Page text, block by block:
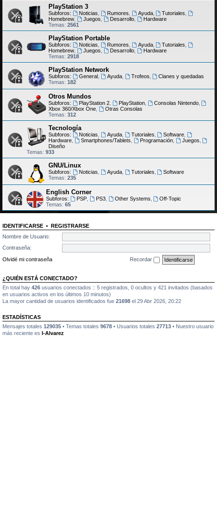
PlayStation 3
Subforos: Noticias Rumores Ayuda, Tutoriales
Homebrew
Juegos Desarrollo,
Hardware
Temas: 2561
PlayStation Portable
Subforos: Noticias Rumores Ayuda, Tutoriales
Homebrew
Juegos Desarrollo,
Hardware
Temas: 2918
PlayStation Network
Subforos: General, Ayuda, Trofeos
Clanes y quedadas
Temas: 182
Otros Mundos
Subforos: PlayStation 2, PlayStation, Consolas Nintendo,
Xbox 360/Xbox One
Otras Consolas
Temas: 312
Tecnología
Subforos: Noticias Ayuda, Tutoriales Software
Hardware
Smartphones/Tablets Programación, Juegos
Diseño
Temas: 933
GNU/Linux
Subforos: Noticias Ayuda, Tutoriales
Software
Temas: 235
English Corner
Subforos: PSP, PS3, Other Systems
Off-Topic
Temas: 65
IDENTIFICARSE • REGISTRARSE
Nombre de Usuario:
Contraseña:
Olvidé mi contraseña
Recordar
¿QUIÉN ESTÁ CONECTADO?
En total hay 426 usuarios conectados :: 5 registrados, 0 ocultos y 421 invitados (basados
en usuarios activos en los últimos 10 minutos)
La mayor cantidad de usuarios identificados fue 21698 el 29 Abr 2026, 20:22
ESTADÍSTICAS
Mensajes totales 129035 • Temas totales 9678 • Usuarios totales 27713 • Nuestro usuario
más reciente es I-Alvarez